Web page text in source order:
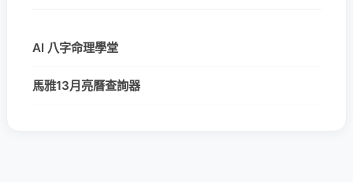
AI 八字命理學堂
馬雅13月亮曆查詢器